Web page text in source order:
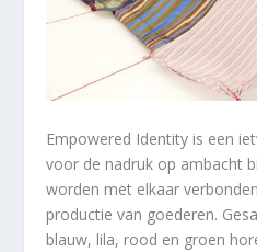
Empowered Identity is een
voor de nadruk op ambacht
worden met elkaar
productie van goederen.
blauw, lila, rood en groen